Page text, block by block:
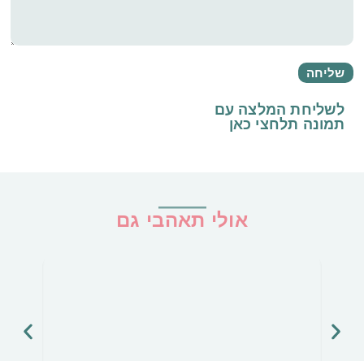
לשליחת המלצה עם
תמונה תלחצי כאן
אולי תאהבי גם